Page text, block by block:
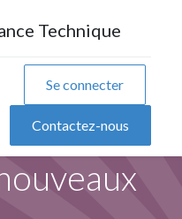
Technique
Se connecter
Contactez-nous